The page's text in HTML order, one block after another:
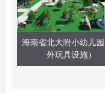
海南省北大附小幼儿
外玩具设施）